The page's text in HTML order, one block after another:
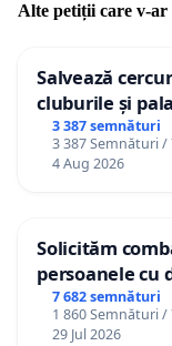
Alte petiții care v-ar
Salvează
cluburile și
3 387 semnături
3 387 Semnături /
4 Aug 2026
Solicităm
persoanele cu
7 682 semnături
1 860 Semnături /
29 Jul 2026